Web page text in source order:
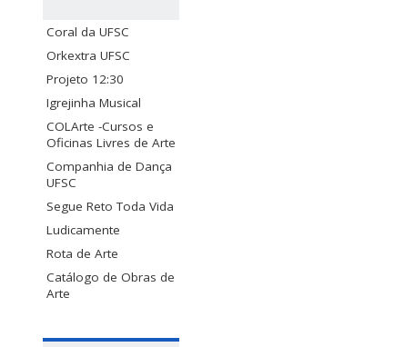
Coral da UFSC
Orkextra UFSC
Projeto 12:30
Igrejinha Musical
COLArte -Cursos e
Oficinas Livres de Arte
Companhia de Dança
UFSC
Segue Reto Toda Vida
Ludicamente
Rota de Arte
Catálogo de Obras de
Arte